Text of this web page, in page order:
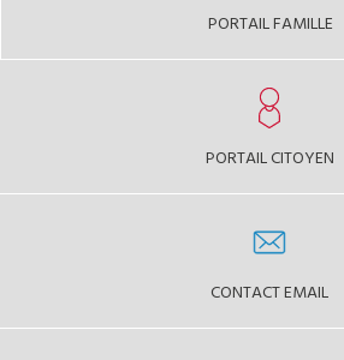
PORTAIL FAMILLE
PORTAIL CITOYEN
CONTACT EMAIL